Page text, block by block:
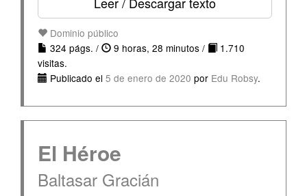
Dominio público
324 págs. /
9 horas, 28 minutos /
1.710
visitas.
Publicado el 5 de enero de 2020 por Edu Robsy.
El Héroe
Baltasar Gracián